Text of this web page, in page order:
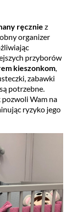
ręcznie z
organizer
przyborów
kieszonkom,
zabawki
potrzebne.
pozwoli Wam na
ryzyko jego